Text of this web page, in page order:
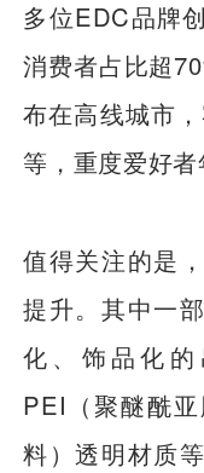
多位EDC品牌
消费者占比超
布在高线城市
等，重度爱好者
值得关注的是
提升。其中一
化、饰品化
PEI（聚醚酰
料）透明材质